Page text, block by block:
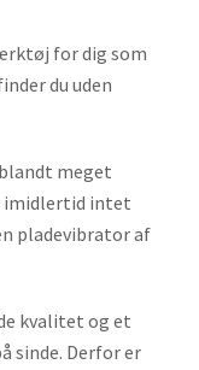
for dig som
du uden
meget
imidlertid intet
pladevibrator af
kvalitet og et
sinde. Derfor er